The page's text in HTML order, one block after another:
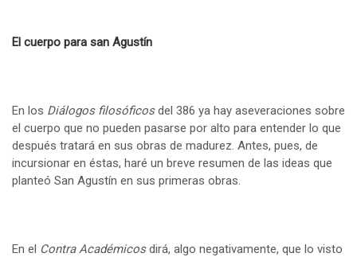
El cuerpo para san Agustín
En los Diálogos filosóficosdel 386 ya hay aseveraciones sobre
el cuerpo que no pueden pasarse por alto para entender lo que
después tratará en sus obras de madurez. Antes, pues, de
incursionar en éstas, haré un breve resumen de las ideas que
planteó San Agustín en sus primeras obras.
En el Contra Académicosdirá, algo negativamente, que lo visto